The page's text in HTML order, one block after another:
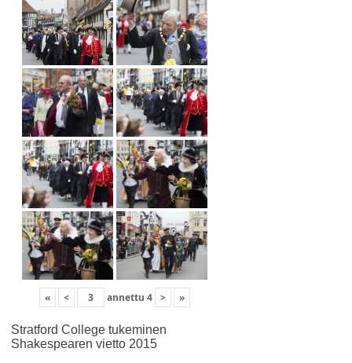
« < annettu 4 > »
Stratford College tukeminen
Shakespearen vietto 2015